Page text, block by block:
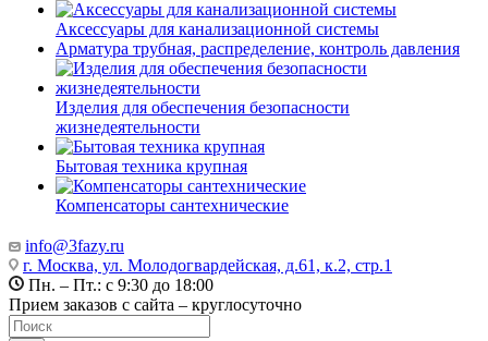
Аксессуары для канализационной системы
Арматура трубная, распределение, контроль давления
Изделия для обеспечения безопасности
жизнедеятельности
Бытовая техника крупная
Компенсаторы сантехнические
info@3fazy.ru
г. Москва, ул. Молодогвардейская, д.61, к.2, стр.1
Пн. – Пт.: с 9:30 до 18:00
Прием заказов с сайта – круглосуточно